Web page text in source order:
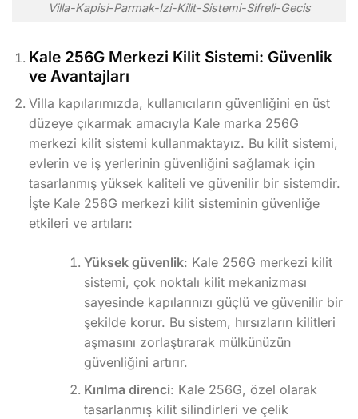
Villa-Kapisi-Parmak-Izi-Kilit-Sistemi-Sifreli-Gecis
Kale 256G Merkezi Kilit Sistemi: Güvenlik
ve Avantajları
Villa kapılarımızda, kullanıcıların güvenliğini en üst
düzeye çıkarmak amacıyla Kale marka 256G
merkezi kilit sistemi kullanmaktayız. Bu kilit sistemi,
evlerin ve iş yerlerinin güvenliğini sağlamak için
tasarlanmış yüksek kaliteli ve güvenilir bir sistemdir.
İşte Kale 256G merkezi kilit sisteminin güvenliğe
etkileri ve artıları:
Yüksek güvenlik: Kale 256G merkezi kilit
sistemi, çok noktalı kilit mekanizması
sayesinde kapılarınızı güçlü ve güvenilir bir
şekilde korur. Bu sistem, hırsızların kilitleri
aşmasını zorlaştırarak mülkünüzün
güvenliğini artırır.
Kırılma direnci: Kale 256G, özel olarak
tasarlanmış kilit silindirleri ve çelik